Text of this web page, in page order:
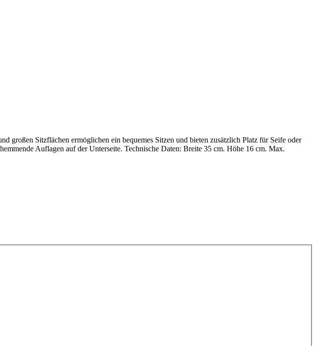
großen Sitzflächen ermöglichen ein bequemes Sitzen und bieten zusätzlich Platz für Seife oder
Auflagen auf der Unterseite. Technische Daten: Breite 35 cm. Höhe 16 cm. Max.